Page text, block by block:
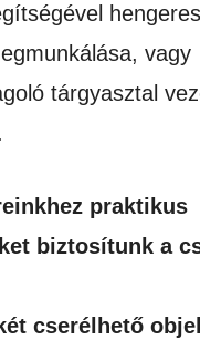
vagy
tárgyasztal
praktikus
biztosítunk a
két cserélhető